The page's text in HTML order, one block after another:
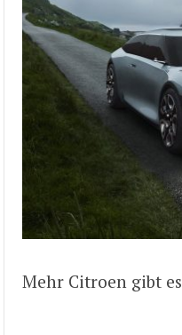
Mehr Citroen gibt es